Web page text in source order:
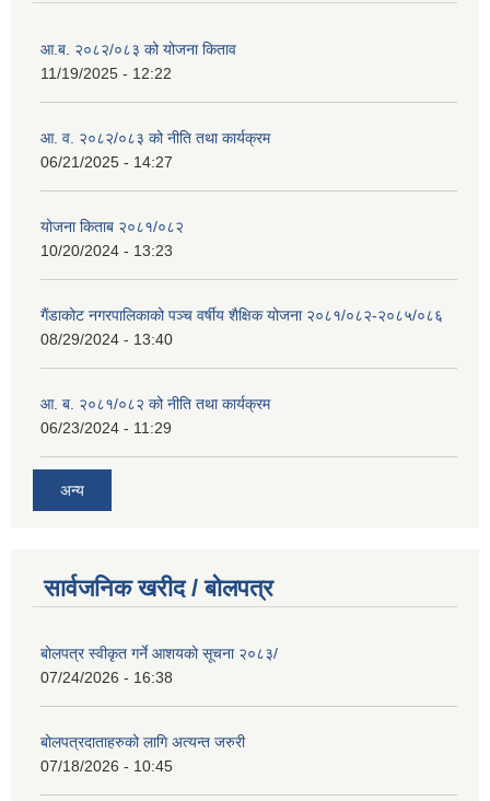
आ.ब. २०८२/०८३ को योजना किताव
11/19/2025 - 12:22
आ. व. २०८२/०८३ को नीति तथा कार्यक्रम
06/21/2025 - 14:27
योजना किताब २०८१/०८२
10/20/2024 - 13:23
गैंडाकोट नगरपालिकाको पञ्च वर्षीय शैक्षिक योजना २०८१/०८२-२०८५/०८६
08/29/2024 - 13:40
आ. ब. २०८१/०८२ को नीति तथा कार्यक्रम
06/23/2024 - 11:29
अन्य
सार्वजनिक खरीद / बोलपत्र
बोलपत्र स्वीकृत गर्ने आशयको सूचना २०८३/
07/24/2026 - 16:38
बोलपत्रदाताहरुको लागि अत्यन्त जरुरी
07/18/2026 - 10:45